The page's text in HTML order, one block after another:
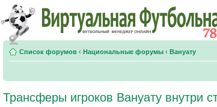
Список форумов ‹ Национальные форумы ‹ Вануату
Трансферы игроков Вануату внутри